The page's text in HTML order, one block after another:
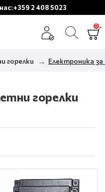
+359 2 408 5023
0
горелки Електроника
горелки